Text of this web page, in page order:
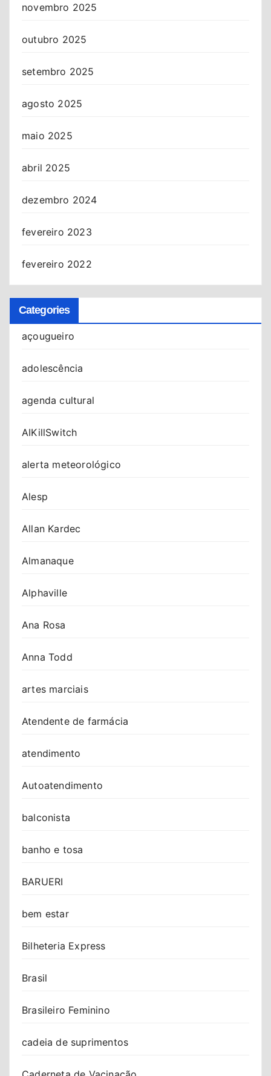
novembro 2025
outubro 2025
setembro 2025
agosto 2025
maio 2025
abril 2025
dezembro 2024
fevereiro 2023
fevereiro 2022
Categories
açougueiro
adolescência
agenda cultural
AIKillSwitch
alerta meteorológico
Alesp
Allan Kardec
Almanaque
Alphaville
Ana Rosa
Anna Todd
artes marciais
Atendente de farmácia
atendimento
Autoatendimento
balconista
banho e tosa
BARUERI
bem estar
Bilheteria Express
Brasil
Brasileiro Feminino
cadeia de suprimentos